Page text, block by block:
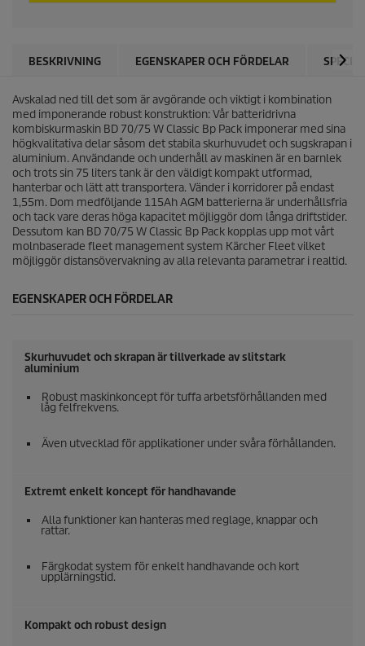
BESKRIVNING EGENSKAPER OCH FÖRDELAR
Avskalad ned till det som är avgörande och viktigt i kombination
med imponerande robust konstruktion: Vår batteridrivna
kombiskurmaskin BD 70/75 W Classic Bp Pack imponerar med sina
högkvalitativa delar såsom det stabila skurhuvudet och sugskrapan i
aluminium. Användande och underhåll av maskinen är en barnlek
och trots sin 75 liters tank är den väldigt kompakt utformad,
hanterbar och lätt att transportera. Vänder i korridorer på endast
1,55m. Dom medföljande 115Ah AGM batterierna är underhållsfria
och tack vare deras höga kapacitet möjliggör dom långa driftstider.
Dessutom kan BD 70/75 W Classic Bp Pack kopplas upp mot vårt
molnbaserade fleet management system Kärcher Fleet vilket
möjliggör distansövervakning av alla relevanta parametrar i realtid.
EGENSKAPER OCH FÖRDELAR
Skurhuvudet och skrapan är tillverkade av slitstark
aluminium
Robust maskinkoncept för tuffa arbetsförhållanden med
låg felfrekvens.
Även utvecklad för applikationer under svåra förhållanden.
Extremt enkelt koncept för handhavande
Alla funktioner kan hanteras med reglage, knappar och
rattar.
Färgkodat system för enkelt handhavande och kort
upplärningstid.
Kompakt och robust design